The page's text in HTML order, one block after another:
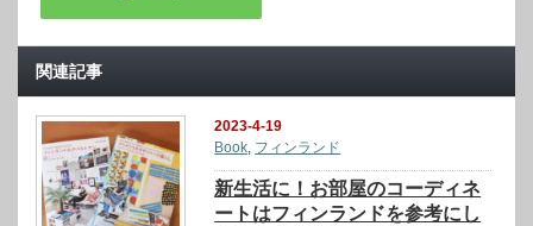
関連記事
2023-4-19
Book, フィンランド
新生活に！お部屋のコーディネ
ートはフィンランドを参考にし